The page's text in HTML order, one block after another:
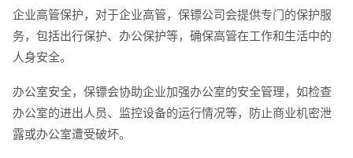
企业高管保护，对于企业高管，保镖公司会提供专门的保护服
务，包括出行保护、办公保护等，确保高管在工作和生活中的
人身安全。
办公室安全，保镖会协助企业加强办公室的安全管理，如检查
办公室的进出人员、监控设备的运行情况等，防止商业机密泄
露或办公室遭受破坏。